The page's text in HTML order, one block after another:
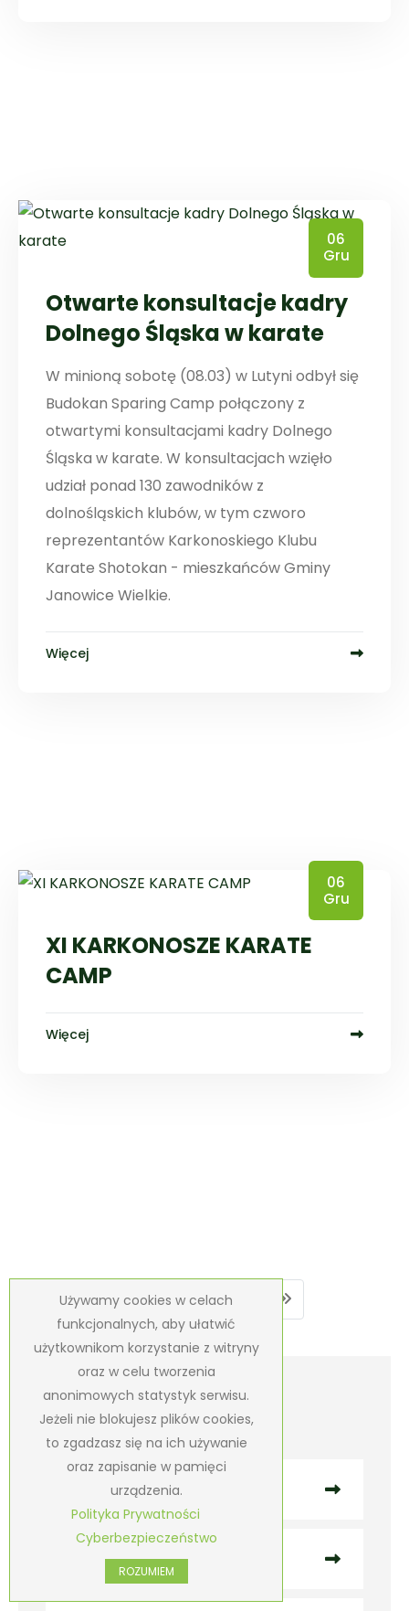
06
Gru
Otwarte konsultacje kadry
Dolnego Śląska w karate
W minioną sobotę (08.03) w Lutyni odbył się
Budokan Sparing Camp połączony z
otwartymi konsultacjami kadry Dolnego
Śląska w karate. W konsultacjach wzięło
udział ponad 130 zawodników z
dolnośląskich klubów, w tym czworo
reprezentantów Karkonoskiego Klubu
Karate Shotokan - mieszkańców Gminy
Janowice Wielkie.
Więcej
06
Gru
XI KARKONOSZE KARATE
CAMP
Więcej
1 2
Kategorie
Aktualności
Wydarzenia sportowe
Używamy cookies w celach
funkcjonalnych, aby ułatwić
użytkownikom korzystanie z witryny
oraz w celu tworzenia
anonimowych statystyk serwisu.
Jeżeli nie blokujesz plików cookies,
to zgadzasz się na ich używanie
oraz zapisanie w pamięci
urządzenia.
Polityka Prywatności
Cyberbezpieczeństwo
ROZUMIEM